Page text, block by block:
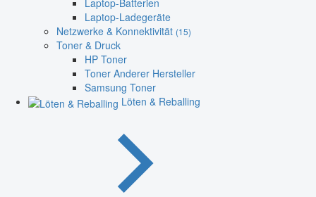
Laptop-Batterien
Laptop-Ladegeräte
Netzwerke & Konnektivität (15)
Toner & Druck
HP Toner
Toner Anderer Hersteller
Samsung Toner
Löten & Reballing